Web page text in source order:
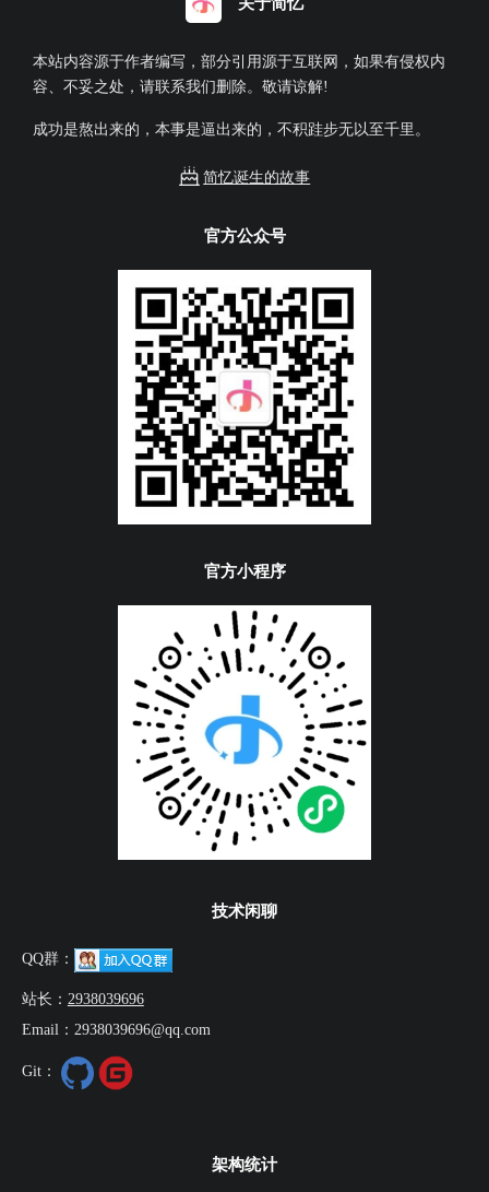
本站内容源于作者编写，部分引用源于互联网，如果有侵权内
容、不妥之处，请联系我们删除。敬请谅解!
成功是熬出来的，本事是逼出来的，不积跬步无以至千里。
简忆诞生的故事
官方公众号
官方小程序
技术闲聊
QQ群：
站长： 2938039696
Email：2938039696@qq.com
Git：
架构统计